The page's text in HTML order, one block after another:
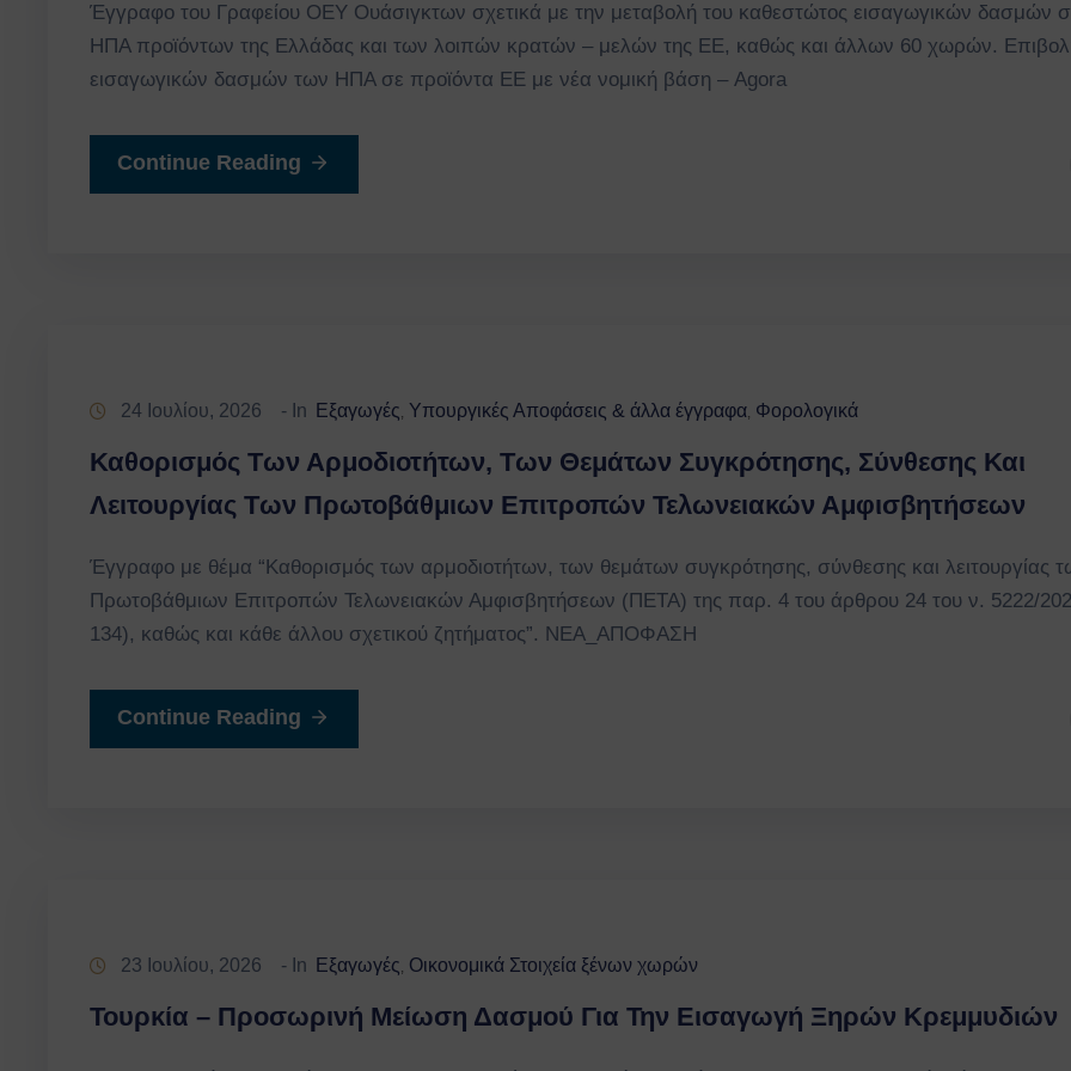
Έγγραφο του Γραφείου ΟΕΥ Ουάσιγκτων σχετικά με την μεταβολή του καθεστώτος εισαγωγικών δασμών
ΗΠΑ προϊόντων της Ελλάδας και των λοιπών κρατών – μελών της ΕΕ, καθώς και άλλων 60 χωρών.
εισαγωγικών δασμών των ΗΠΑ σε προϊόντα ΕΕ με νέα νομική βάση – Agora
Continue Reading
24 Ιουλίου, 2026 - In Εξαγωγές‚ Υπουργικές Αποφάσεις & άλλα έγγραφα‚ Φορολογικά
Καθορισμός Των Αρμοδιοτήτων, Των Θεμάτων Συγκρότησης, Σύνθεσης Και
Λειτουργίας Των Πρωτοβάθμιων Επιτροπών Τελωνειακών Αμφισβητήσεων
Έγγραφο με θέμα “Καθορισμός των αρμοδιοτήτων, των θεμάτων συγκρότησης, σύνθεσης και λειτουργίας
Πρωτοβάθμιων Επιτροπών Τελωνειακών Αμφισβητήσεων (ΠΕΤΑ) της παρ. 4 του άρθρου 24 του ν. 5222/
134), καθώς και κάθε άλλου σχετικού ζητήματος”. ΝΕΑ_ΑΠΟΦΑΣΗ
Continue Reading
23 Ιουλίου, 2026 - In Εξαγωγές‚ Οικονομικά Στοιχεία ξένων χωρών
Τουρκία – Προσωρινή Μείωση Δασμού Για Την Εισαγωγή Ξηρών Κρεμμυδιών